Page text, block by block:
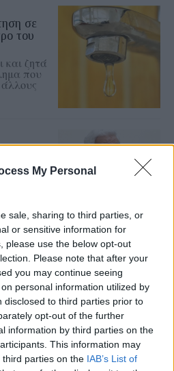
My Personal
sale, sharing to third parties, or
or sensitive information for
please use the below opt-out
Please note that after your
you may continue seeing
personal information utilized by
disclosed to third parties prior to
opt-out of the further
information by third parties on the
This information may
parties on the IAB’s List of
σε
του
και ζητά
που
άλλους
χρόνια
του
στην
από